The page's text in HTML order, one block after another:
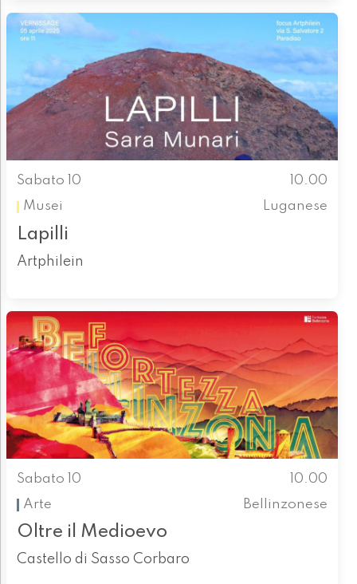
Sabato 10
10.00
Musei
Luganese
Lapilli
Artphilein
Sabato 10
10.00
Arte
Bellinzonese
Oltre il Medioevo
Castello di Sasso Corbaro